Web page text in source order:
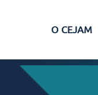
O CEJAM